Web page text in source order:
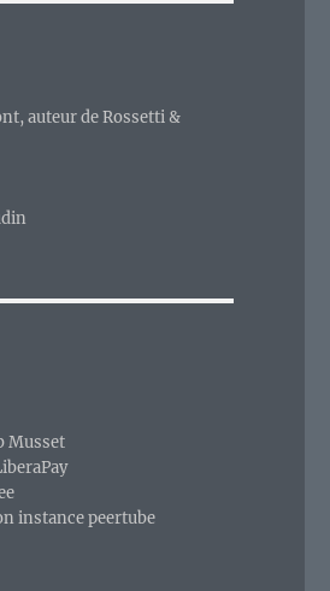
auteur de Rossetti &
Musset
instance peertube